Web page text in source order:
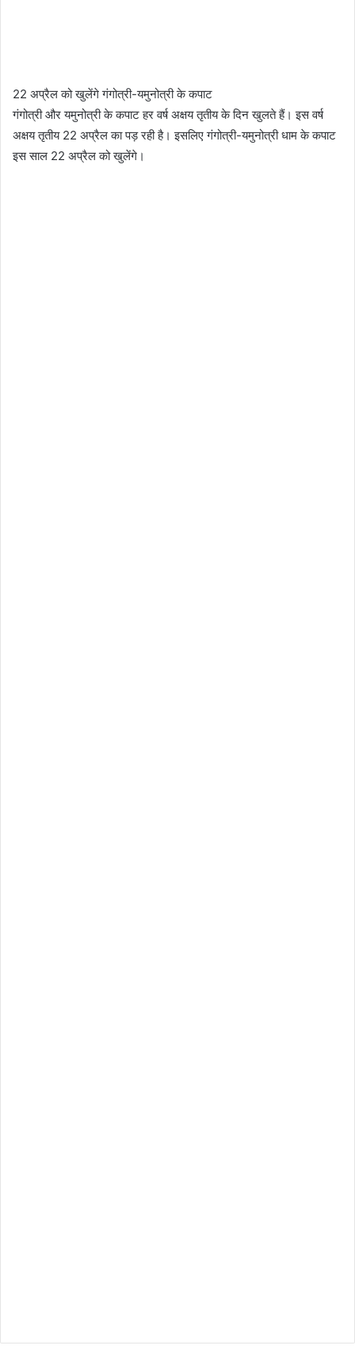
22 अप्रैल को खुलेंगे गंगोत्री-यमुनोत्री के कपाट
गंगोत्री और यमुनोत्री के कपाट हर वर्ष अक्षय तृतीय के दिन खुलते हैं। इस वर्ष
अक्षय तृतीय 22 अप्रैल का पड़ रही है। इसलिए गंगोत्री-यमुनोत्री धाम के कपाट
इस साल 22 अप्रैल को खुलेंगे।